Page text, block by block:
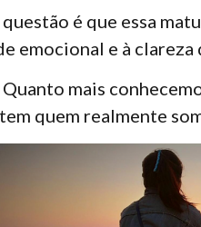
é que essa
emocional e à
mais
quem realmente